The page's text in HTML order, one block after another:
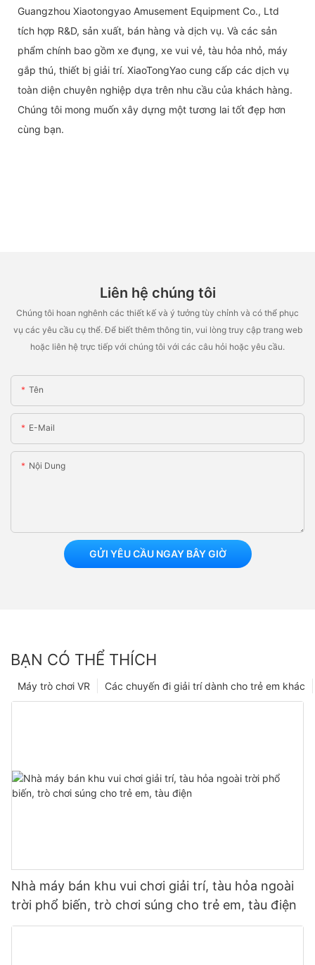
Guangzhou Xiaotongyao Amusement Equipment Co., Ltd
tích hợp R&D, sản xuất, bán hàng và dịch vụ. Và các sản
phẩm chính bao gồm xe đụng, xe vui vẻ, tàu hỏa nhỏ, máy
gắp thú, thiết bị giải trí. XiaoTongYao cung cấp các dịch vụ
toàn diện chuyên nghiệp dựa trên nhu cầu của khách hàng.
Chúng tôi mong muốn xây dựng một tương lai tốt đẹp hơn
cùng bạn.
Liên hệ chúng tôi
Chúng tôi hoan nghênh các thiết kế và ý tưởng tùy chỉnh và có thể phục
vụ các yêu cầu cụ thể. Để biết thêm thông tin, vui lòng truy cập trang web
hoặc liên hệ trực tiếp với chúng tôi với các câu hỏi hoặc yêu cầu.
Tên
E-Mail
Nội Dung
GỬI YÊU CẦU NGAY BÂY GIỜ
BẠN CÓ THỂ THÍCH
Các chuyến đi giải trí dành cho trẻ em khác
Máy trò chơi VR
Nhà máy bán khu vui chơi giải trí, tàu hỏa ngoài
trời phổ biến, trò chơi súng cho trẻ em, tàu điện